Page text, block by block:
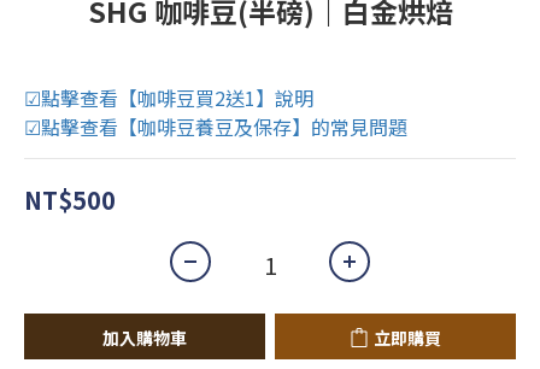
SHG 咖啡豆(半磅)｜白金烘焙
☑點擊查看【咖啡豆買2送1】說明
☑點擊查看【咖啡豆養豆及保存】的常見問題
NT$500
加入購物車 立即購買